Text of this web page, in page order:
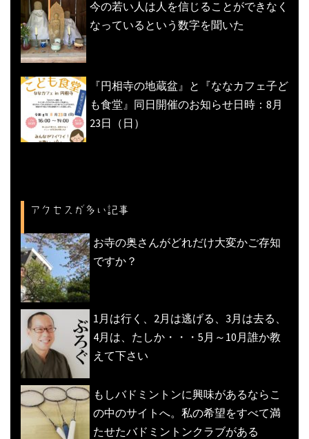
今の若い人は人を信じることができなく
なっているという数字を聞いた
『円相寺の地蔵盆』と『ななカフェ子ど
も食堂』同日開催のお知らせ日時：8月
23日（日）
アクセスが多い記事
お寺の奥さんがどれだけ大変かご存知
ですか？
1月は行く、2月は逃げる、3月は去る、
4月は、たしか・・・5月～10月誰か教
えて下さい
もしバドミントンに興味があるならこ
の中のサイトへ。私の希望をすべて満
たせたバドミントンクラブがある